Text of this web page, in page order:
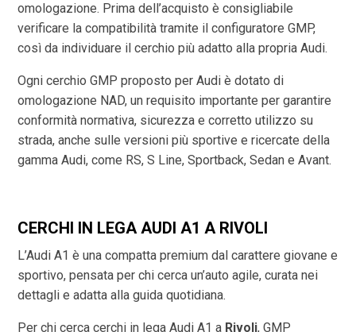
omologazione. Prima dell’acquisto è consigliabile
verificare la compatibilità tramite il configuratore GMP,
così da individuare il cerchio più adatto alla propria Audi.
Ogni cerchio GMP proposto per Audi è dotato di
omologazione NAD, un requisito importante per garantire
conformità normativa, sicurezza e corretto utilizzo su
strada, anche sulle versioni più sportive e ricercate della
gamma Audi, come RS, S Line, Sportback, Sedan e Avant.
CERCHI IN LEGA AUDI A1 A RIVOLI
L’Audi A1 è una compatta premium dal carattere giovane e
sportivo, pensata per chi cerca un’auto agile, curata nei
dettagli e adatta alla guida quotidiana.
Per chi cerca cerchi in lega Audi A1 a Rivoli, GMP